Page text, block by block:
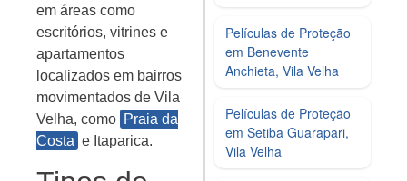
em áreas como
escritórios, vitrines e
apartamentos
localizados em bairros
movimentados de Vila
Velha, como Praia da
Costa e Itaparica.
Películas de Proteção
em Benevente
Anchieta, Vila Velha
Películas de Proteção
em Setiba Guarapari,
Vila Velha